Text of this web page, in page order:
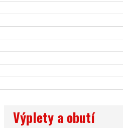
Výplety a obutí